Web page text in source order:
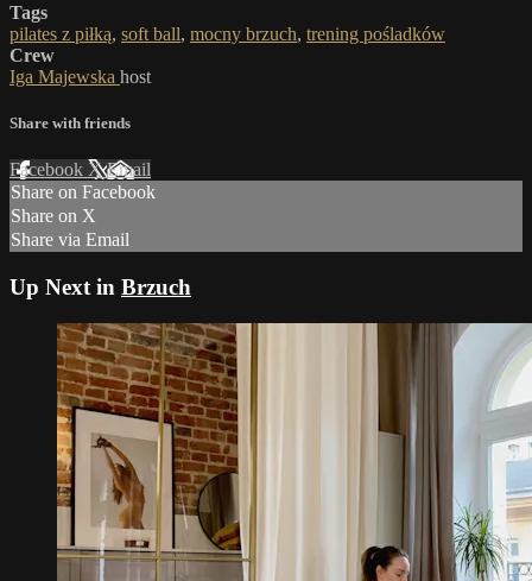
Tags
pilates z piłką, soft ball, mocny brzuch, trening pośladków
Crew
Iga Majewska host
Share with friends
Facebook XEmail
Share on Facebook
Share on X
Share via Email
Up Next in Brzuch